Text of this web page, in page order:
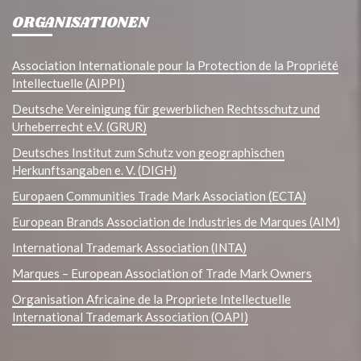
ORGANISATIONEN
Association Internationale pour la Protection de la Propriété
Intellectuelle (AIPPI)
Deutsche Vereinigung für gewerblichen Rechtsschutz und
Urheberrecht e.V. (GRUR)
Deutsches Institut zum Schutz von geographischen
Herkunftsangaben e. V. (DIGH)
Europaen Communities Trade Mark Association (ECTA)
European Brands Association de Industries de Marques (AIM)
International Trademark Association (INTA)
Marques – European Association of Trade Mark Owners
Organisation Africaine de la Propriete Intellectuelle
International Trademark Association (OAPI)